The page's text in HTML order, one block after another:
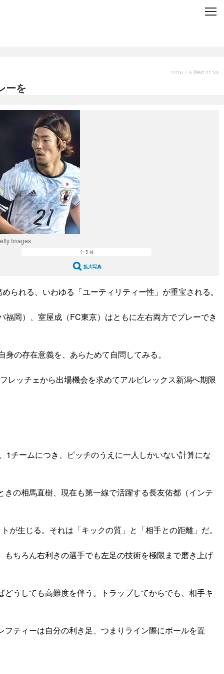
C
まとめ
写真
スポーツ
文化
出版／映画
ファッション
写真
政治
ーを
2016.7.6 Wed 21:33
Images
全 5 枚
拡大写真
れる、いわゆる「ユーティリティー性」が重宝される。
岡）、室屋成（FC東京）はともに左右両方でプレーでき
の存在意義を、あらためて自問してみる。
レッチェから出場機会を求めてアルビレックス新潟へ期限
チームにつき、ピッチのうえに一人しかいない計算にな
の相馬直樹、現在も第一線で活躍する長友佑都（インテ
生じる。それは「キックの質」と「相手との距離」だ。
ちろん右利きの選手でも左足の技術を極限まで磨き上げ
うしても高難度を伴う。トラップしてからでも、相手キ
ティーは自分の利き足、つまりライン際にボールを置